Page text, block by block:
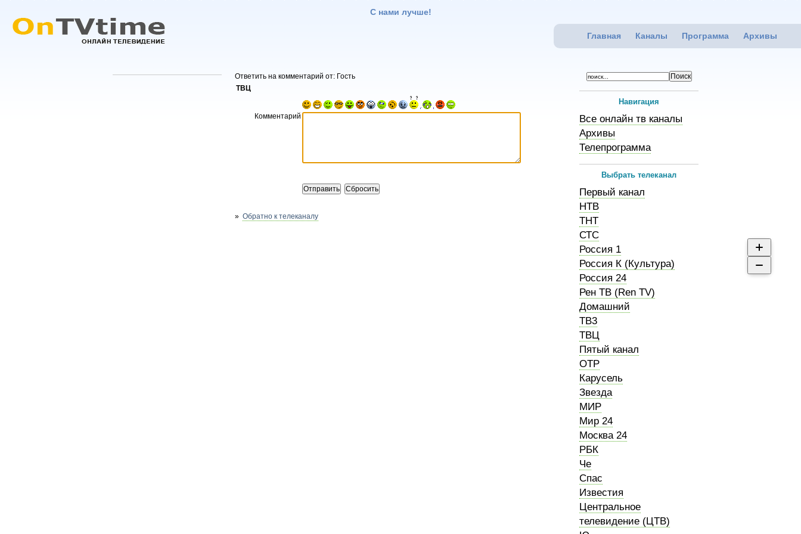
С нами лучше!
Главная Каналы Программа Архивы
Ответить на комментарий от: Гость
ТВЦ
Комментарий
» Обратно к телеканалу
Навигация
Все онлайн тв каналы
Архивы
Телепрограмма
Выбрать телеканал
Первый канал
НТВ
ТНТ
СТС
Россия 1
Россия К (Культура)
Россия 24
Рен ТВ (Ren TV)
Домашний
ТВ3
ТВЦ
Пятый канал
ОТР
Карусель
Звезда
МИР
Мир 24
Москва 24
РБК
Че
Спас
Известия
Центральное
телевидение (ЦТВ)